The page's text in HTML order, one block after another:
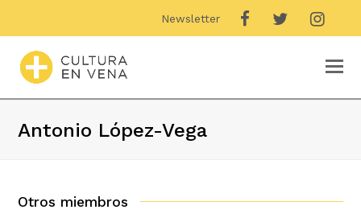
Newsletter
Antonio López-Vega
Otros miembros